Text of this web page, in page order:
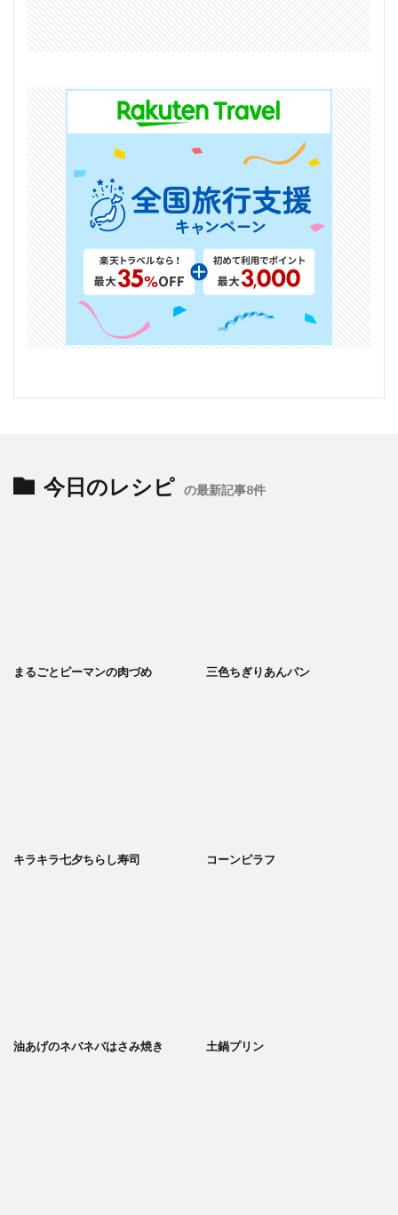
今日のレシピ の最新記事8件
まるごとピーマンの肉づめ 三色ちぎりあんパン
キラキラ七夕ちらし寿司 コーンピラフ
油あげのネバネバはさみ焼き 土鍋プリン